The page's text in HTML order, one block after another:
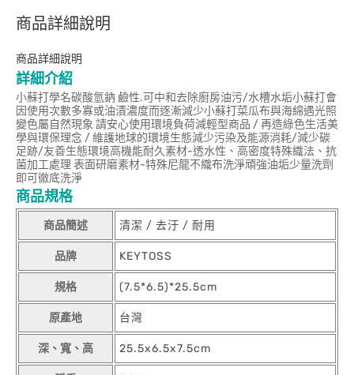
商品詳細說明
商品詳細說明
詳細介紹
小蘇打學名碳酸氫鈉 鹼性.可中和去除廚房油污/水槽水垢小蘇打會
因使用次數多寡或油漬濃度而逐漸減少小蘇打菜瓜布與海綿遇光照
變色屬自然現象 請安心使用環境負荷減輕型商品 / 再造綠色生活美
學與環保理念 / 維護地球的環境生態減少污染及能源消耗/減少碳
足跡/友善生態環境高機能耐久素材-透水性、高密度特殊織法、抗
菌加工處理 表面研磨素材-特殊尼龍不織布洗淨頑強油垢少量洗劑
即可徹底洗淨
商品規格
商品簡述 清潔 / 去汙 / 耐用
品牌 KEYTOSS
規格 (7.5*6.5)*25.5cm
原產地 台灣
深、寬、高 25.5x6.5x7.5cm